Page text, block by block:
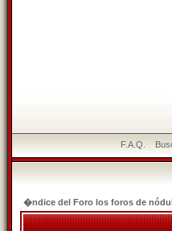
F.A.Q.
�ndice del Foro los foros de